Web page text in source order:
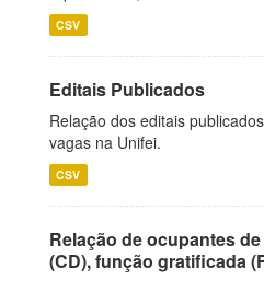
CSV
Editais Publicados
Relação dos editais
vagas na Unifei.
CSV
Relação de ocupantes
(CD), função gratificada